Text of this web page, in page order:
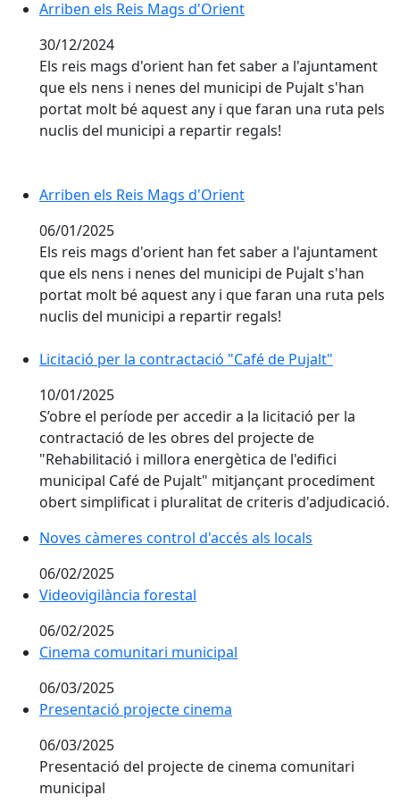
Arriben els Reis Mags d'Orient
30/12/2024
Els reis mags d'orient han fet saber a l'ajuntament
que els nens i nenes del municipi de Pujalt s'han
portat molt bé aquest any i que faran una ruta pels
nuclis del municipi a repartir regals!
Arriben els Reis Mags d'Orient
06/01/2025
Els reis mags d'orient han fet saber a l'ajuntament
que els nens i nenes del municipi de Pujalt s'han
portat molt bé aquest any i que faran una ruta pels
nuclis del municipi a repartir regals!
Licitació per la contractació "Café de Pujalt"
Licitació per la contractació "Café de Pujalt"
10/01/2025
S’obre el període per accedir a la licitació per la
contractació de les obres del projecte de
"Rehabilitació i millora energètica de l'edifici
municipal Café de Pujalt" mitjançant procediment
obert simplificat i pluralitat de criteris d'adjudicació.
Noves càmeres control d'accés als locals
Noves càmeres control d'accés als locals
06/02/2025
Videovigilància forestal
Videovigilància forestal
06/02/2025
Cinema comunitari municipal
Cinema comunitari municipal
06/03/2025
Presentació projecte cinema
Presentació projecte cinema
06/03/2025
Presentació del projecte de cinema comunitari
municipal